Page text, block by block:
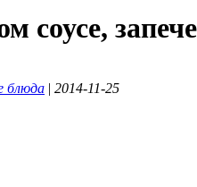
соусе,
блюда | 2014-11-25